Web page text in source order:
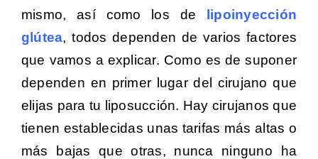
mismo, así como los de
lipoinyección
glútea, todos dependen de varios factores
que vamos a explicar. Como es de suponer
dependen en primer lugar del cirujano que
elijas para tu liposucción. Hay cirujanos que
tienen establecidas unas tarifas más altas o
más bajas que otras, nunca ninguno ha